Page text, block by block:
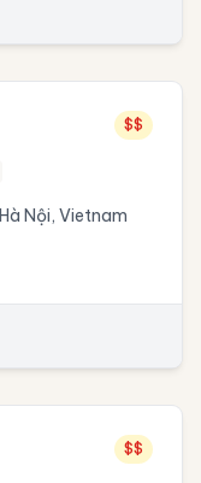
$$
Nội, Vietnam
$$